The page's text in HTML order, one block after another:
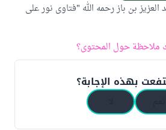
بن باز رحمه الله "فتاوى نور على
ملاحظة حول المحتوى؟
بهذه الإجابة؟